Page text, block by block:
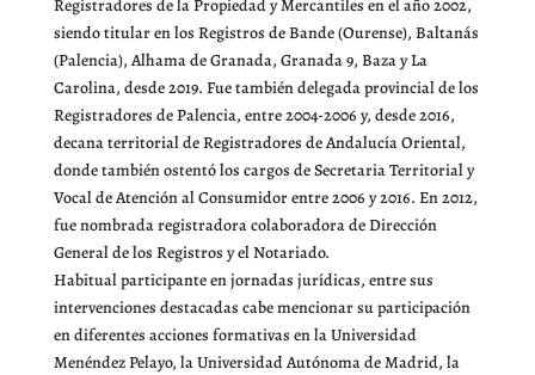
Registradores de la Propiedad y Mercantiles en el año 2002,
siendo titular en los Registros de Bande (Ourense), Baltanás
(Palencia), Alhama de Granada, Granada 9, Baza y La
Carolina, desde 2019. Fue también delegada provincial de los
Registradores de Palencia, entre 2004-2006 y, desde 2016,
decana territorial de Registradores de Andalucía Oriental,
donde también ostentó los cargos de Secretaria Territorial y
Vocal de Atención al Consumidor entre 2006 y 2016. En 2012,
fue nombrada registradora colaboradora de Dirección
General de los Registros y el Notariado.
Habitual participante en jornadas jurídicas, entre sus
intervenciones destacadas cabe mencionar su participación
en diferentes acciones formativas en la Universidad
Menéndez Pelayo, la Universidad Autónoma de Madrid, la